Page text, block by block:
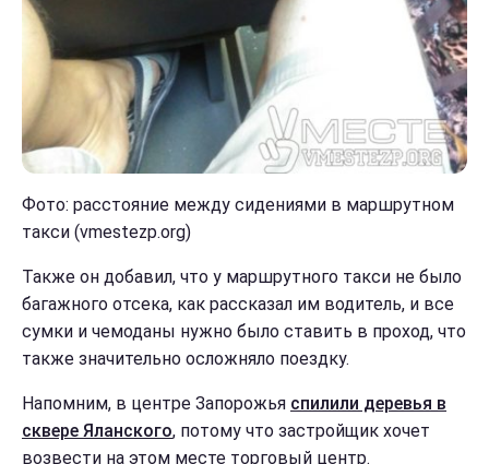
Фото: расстояние между сидениями в маршрутном
такси (vmestezp.org)
Также он добавил, что у маршрутного такси не было
багажного отсека, как рассказал им водитель, и все
сумки и чемоданы нужно было ставить в проход, что
также значительно осложняло поездку.
Напомним, в центре Запорожья спилили деревья в
сквере Яланского, потому что застройщик хочет
возвести на этом месте торговый центр.